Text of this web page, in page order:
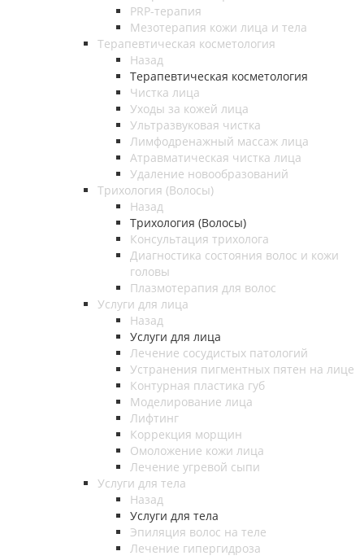
PRP-терапия
Мезотерапия кожи лица и тела
Терапевтическая косметология
Назад
Терапевтическая косметология
Чистка лица
Уходы за кожей лица
Ультразвуковая чистка
Лимфодренажный массаж лица
Атравматическая чистка лица
Удаление новообразований
Трихология (Волосы)
Назад
Трихология (Волосы)
Консультация трихолога
Диагностика состояния волос и кожи
головы
Плазмотерапия для волос
Услуги для лица
Назад
Услуги для лица
Лечение сосудистых патологий
Устранения пигментных пятен на лице
Контурная пластика губ
Моделирование лица
Лифтинг
Коррекция морщин
Омоложение кожи лица
Лечение угревой сыпи
Услуги для тела
Назад
Услуги для тела
Эпиляция волос на теле
Лечение гипергидроза